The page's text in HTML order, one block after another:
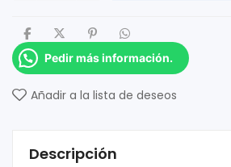
Pedir más información.
Añadir a la lista de deseos
Descripción